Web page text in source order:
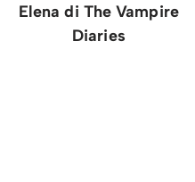
Elena di The Vampire
Diaries